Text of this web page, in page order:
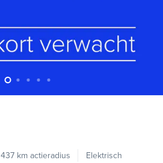
437 km actieradius
Elektrisch